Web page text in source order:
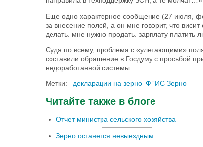
Еще одно характерное сообщение (27 июля,
за внесение полей, а он мне говорит, что
делать, мне нужно продать, зарплату платить
Судя по всему, проблема с «улетающими»
составили обращение в Госдуму с просьбой
недоработанной системы.
Метки:
декларации на зерно ФГИС Зерно
Читайте также в блоге
Отчет министра сельского хозяйства
Зерно останется невыездным